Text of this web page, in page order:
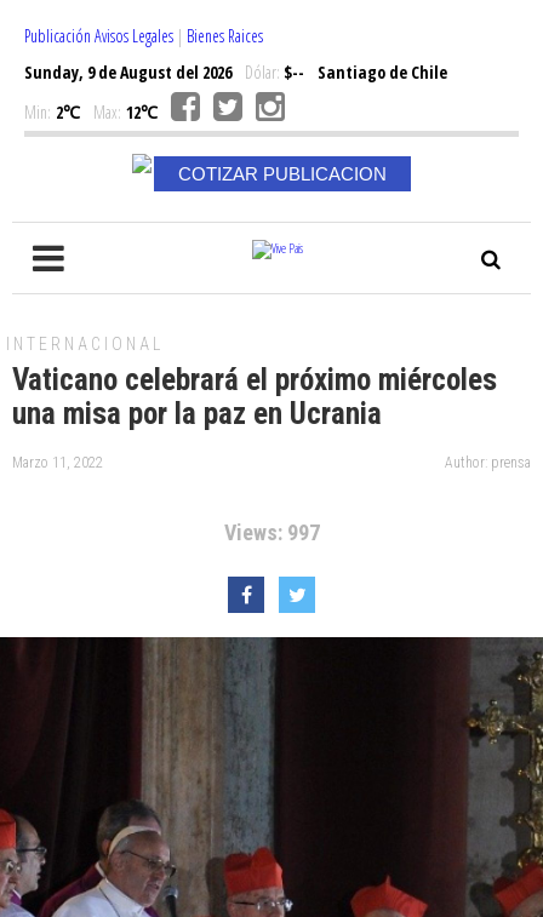
Publicación Avisos Legales | Bienes Raices
Sunday, 9 de August del 2026Dólar: $--
Santiago de Chile
Min: 2℃ Max: 12℃
COTIZAR PUBLICACION
INTERNACIONAL
Vaticano celebrará el próximo miércoles
una misa por la paz en Ucrania
Marzo 11, 2022 Author: prensa
Views: 997